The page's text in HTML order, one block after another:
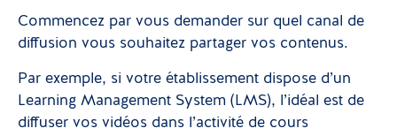
Commencez par vous demander sur quel canal de
diffusion vous souhaitez partager vos contenus.
Par exemple, si votre établissement dispose d’un
Learning Management System (LMS), l’idéal est de
diffuser vos vidéos dans l’activité de cours